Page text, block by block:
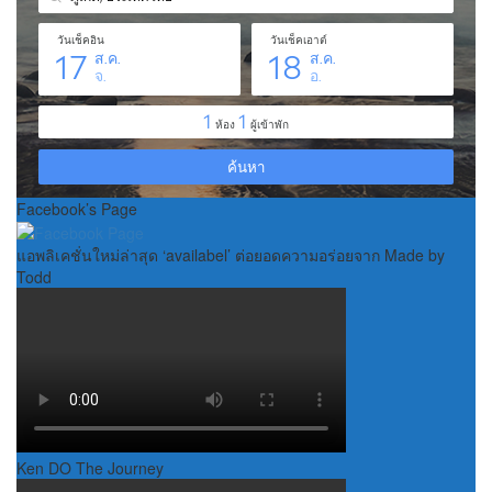
Facebook’s Page
แอพลิเคชั่นใหม่ล่าสุด ‘availabel’ ต่อยอดความอร่อยจาก Made by
Todd
Ken DO The Journey